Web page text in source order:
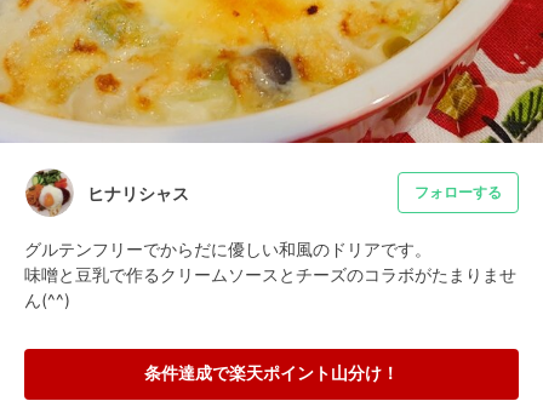
ヒナリシャス フォローする
グルテンフリーでからだに優しい和風のドリアです。
味噌と豆乳で作るクリームソースとチーズのコラボがたまりませ
ん(^^)
条件達成で楽天ポイント山分け！